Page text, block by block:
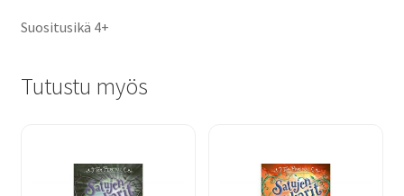
Suositusikä 4+
Tutustu myös